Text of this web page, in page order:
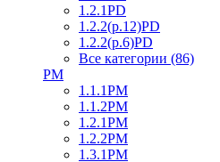
1.2.1PD
1.2.2(р.12)PD
1.2.2(р.6)PD
Все категории (86)
PM
1.1.1PM
1.1.2PM
1.2.1PM
1.2.2PM
1.3.1PM